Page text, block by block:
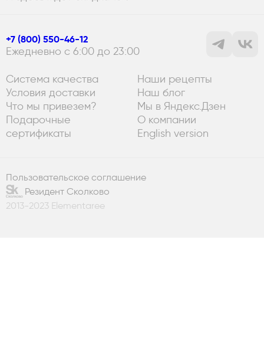
+7 (800) 550-46-12
Ежедневно с 6:00 до 23:00
Система качества
Условия доставки
Что мы привезем?
Подарочные
сертификаты
Наши рецепты
Наш блог
Мы в Яндекс.Дзен
О компании
English version
Пользовательское соглашение
Резидент Сколково
2013-2023 Elementaree